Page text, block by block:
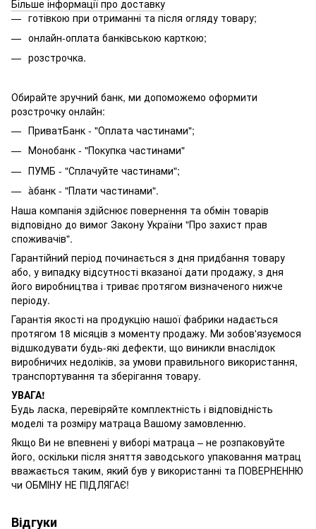
Більше інформації про доставку
готівкою при отриманні та після огляду товару;
онлайн-оплата банківською карткою;
розстрочка.
Обирайте зручний банк, ми допоможемо оформити
розстрочку онлайн:
ПриватБанк - "Оплата частинами";
Монобанк - "Покупка частинами"
ПУМБ - "Сплачуйте частинами";
àбанк - "Плати частинами".
Наша компанія здійснює повернення та обмін товарів
відповідно до вимог Закону України "Про захист прав
споживачів".
Гарантійний період починається з дня придбання товару
або, у випадку відсутності вказаної дати продажу, з дня
його виробництва і триває протягом визначеного нижче
періоду.
Гарантія якості на продукцію нашої фабрики надається
протягом 18 місяців з моменту продажу. Ми зобов'язуємося
відшкодувати будь-які дефекти, що виникли внаслідок
виробничих недоліків, за умови правильного використання,
транспортування та зберігання товару.
УВАГА!
Будь ласка, перевіряйте комплектність і відповідність
моделі та розміру матраца Вашому замовленню.
Якщо Ви не впевнені у виборі матраца – не розпаковуйте
його, оскільки після зняття заводського упаковання матрац
вважається таким, який був у використанні та ПОВЕРНЕННЮ
чи ОБМІНУ НЕ ПІДЛЯГАЄ!
Відгуки